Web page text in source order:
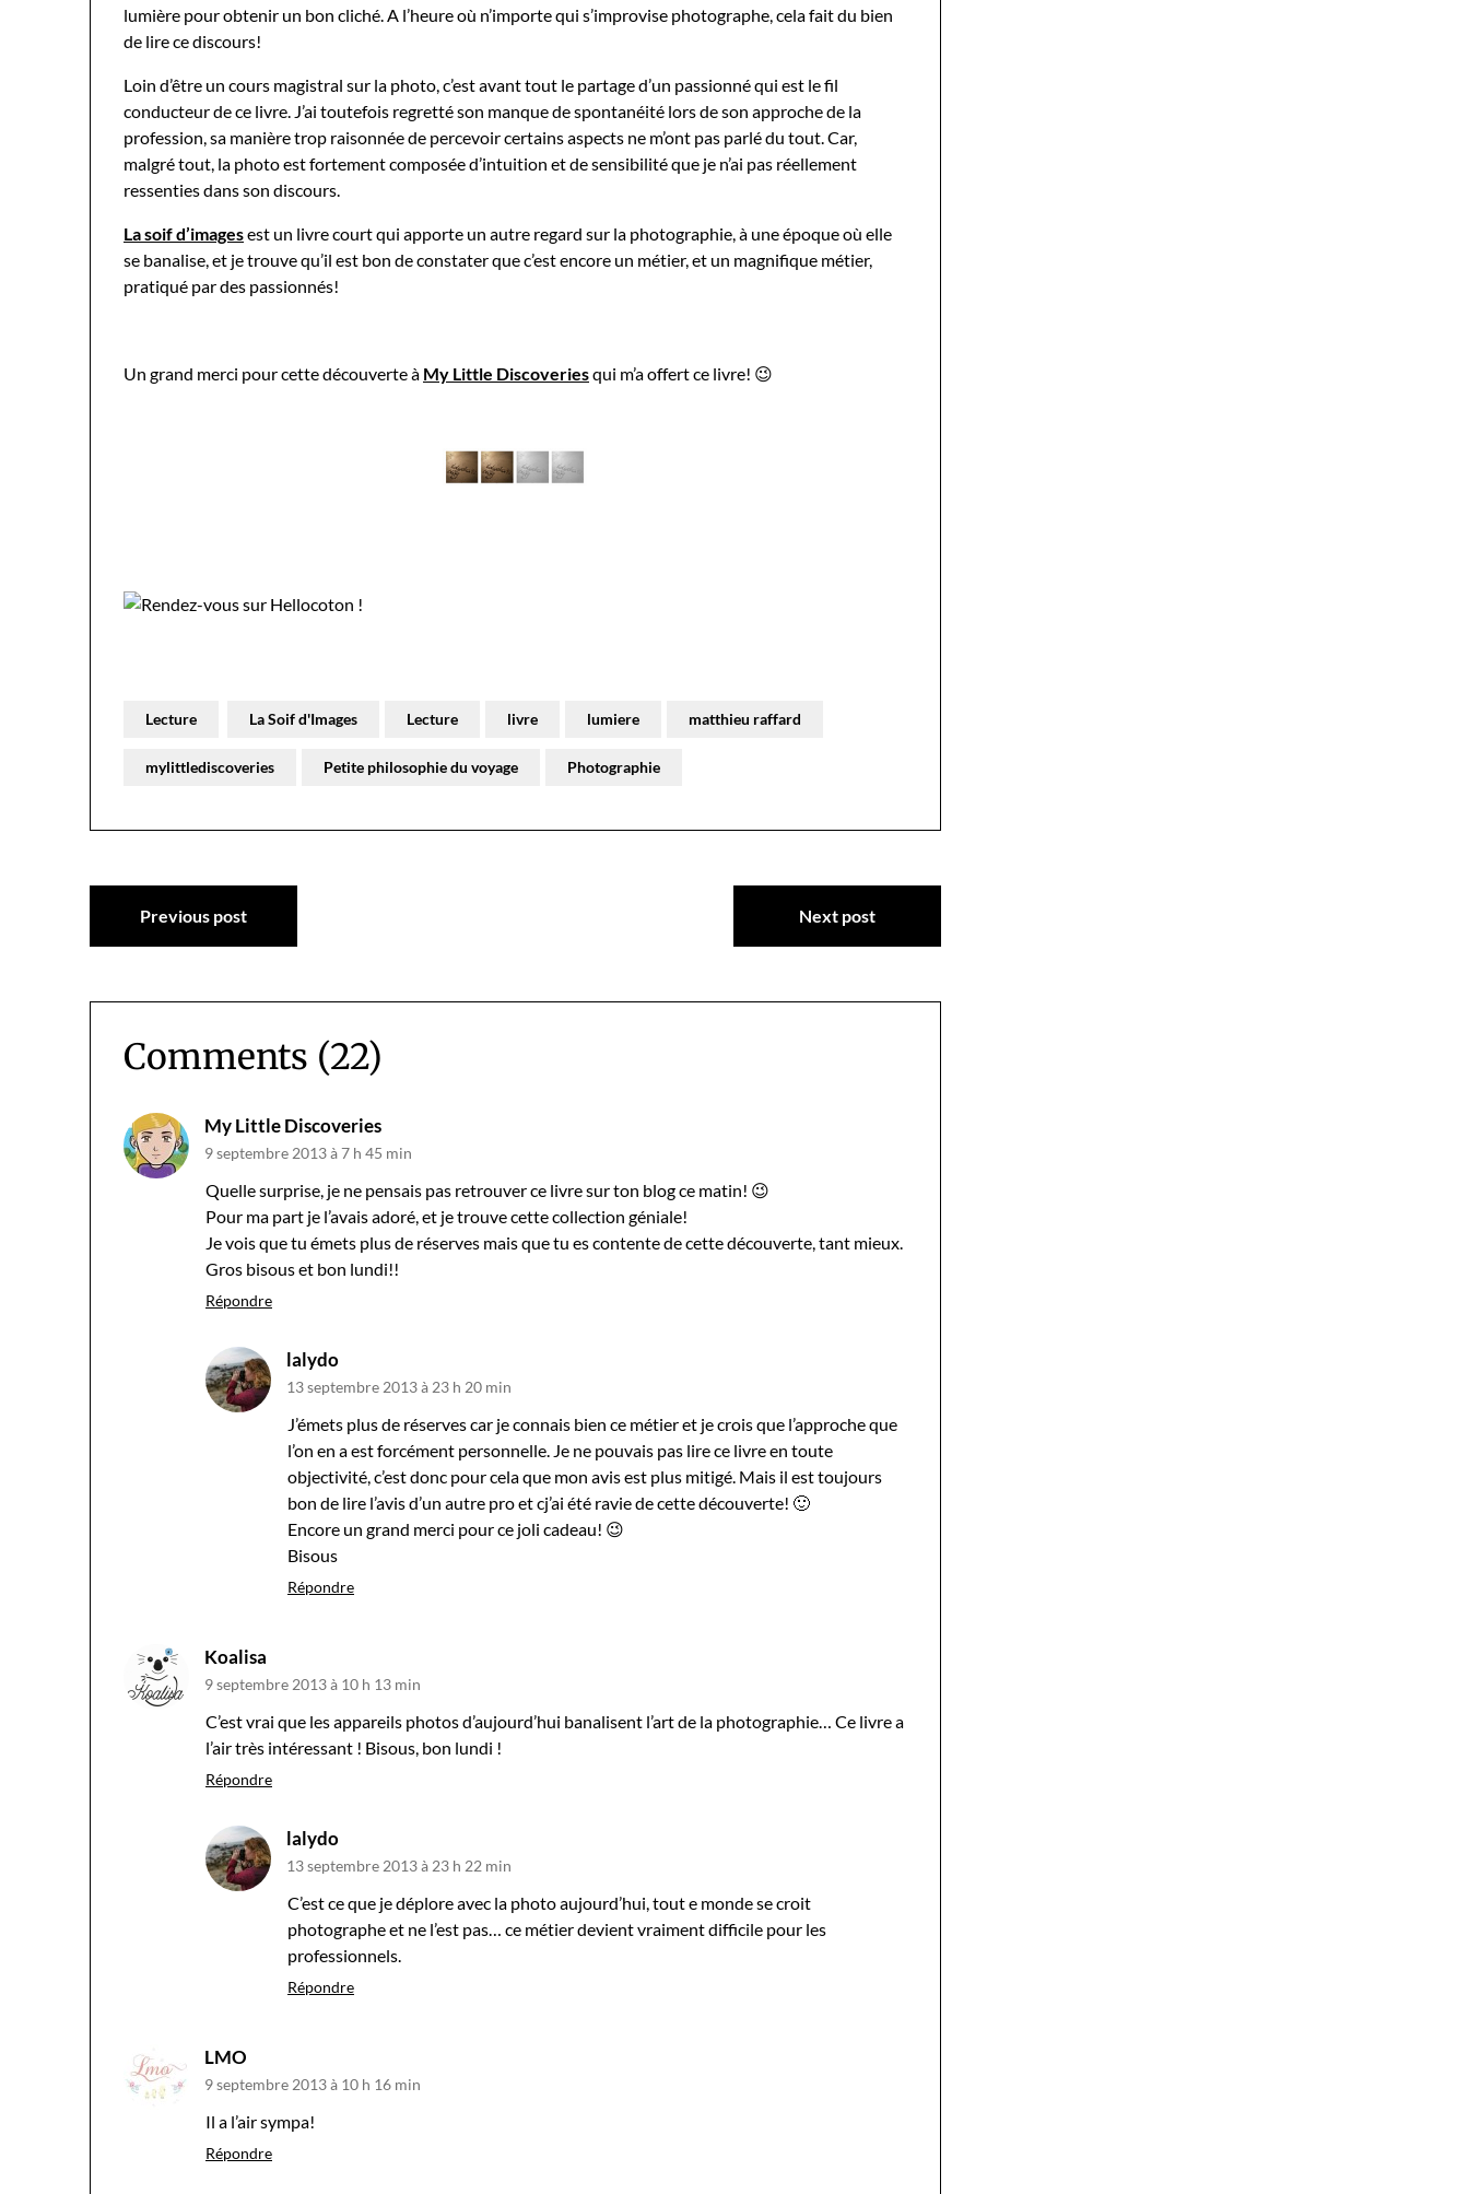
lumière pour obtenir un bon cliché. A l’heure où n’importe qui s’improvise photographe, cela fait du bien
de lire ce discours!
Loin d’être un cours magistral sur la photo, c’est avant tout le partage d’un passionné qui est le fil
conducteur de ce livre. J’ai toutefois regretté son manque de spontanéité lors de son approche de la
profession, sa manière trop raisonnée de percevoir certains aspects ne m’ont pas parlé du tout. Car,
malgré tout, la photo est fortement composée d’intuition et de sensibilité que je n’ai pas réellement
ressenties dans son discours.
La soif d’imagesest un livre court qui apporte un autre regard sur la photographie, à une époque où elle
se banalise, et je trouve qu’il est bon de constater que c’est encore un métier, et un magnifique métier,
pratiqué par des passionnés!
Un grand merci pour cette découverte à My Little Discoveriesqui m’a offert ce livre! 😉
Lecture La Soif d'Images Lecture livre lumiere matthieu raffard
mylittlediscoveries Petite philosophie du voyage Photographie
Navigation
de
l’article
Previous post Next post
Comments (22)
My Little Discoveries
9 septembre 2013 à 7 h 45 min
Quelle surprise, je ne pensais pas retrouver ce livre sur ton blog ce matin! 😉
Pour ma part je l’avais adoré, et je trouve cette collection géniale!
Je vois que tu émets plus de réserves mais que tu es contente de cette découverte, tant mieux.
Gros bisous et bon lundi!!
Répondre
lalydo
13 septembre 2013 à 23 h 20 min
J’émets plus de réserves car je connais bien ce métier et je crois que l’approche que
l’on en a est forcément personnelle. Je ne pouvais pas lire ce livre en toute
objectivité, c’est donc pour cela que mon avis est plus mitigé. Mais il est toujours
bon de lire l’avis d’un autre pro et cj’ai été ravie de cette découverte! 🙂
Encore un grand merci pour ce joli cadeau! 😉
Bisous
Répondre
Koalisa
9 septembre 2013 à 10 h 13 min
C’est vrai que les appareils photos d’aujourd’hui banalisent l’art de la photographie… Ce livre a
l’air très intéressant ! Bisous, bon lundi !
Répondre
lalydo
13 septembre 2013 à 23 h 22 min
C’est ce que je déplore avec la photo aujourd’hui, tout e monde se croit
photographe et ne l’est pas… ce métier devient vraiment difficile pour les
professionnels.
Répondre
LMO
9 septembre 2013 à 10 h 16 min
Il a l’air sympa!
Répondre